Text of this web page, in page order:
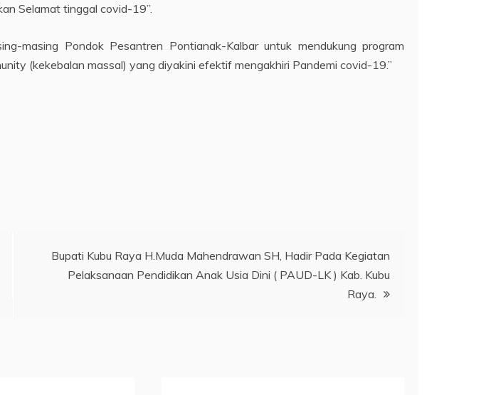
Selamat tinggal covid-19”.
masing Pondok Pesantren Pontianak-Kalbar untuk mendukung program
(kekebalan massal) yang diyakini efektif mengakhiri Pandemi covid-19.”
Bupati Kubu Raya H.Muda Mahendrawan SH, Hadir Pada Kegiatan
Pelaksanaan Pendidikan Anak Usia Dini ( PAUD-LK ) Kab. Kubu
Raya.